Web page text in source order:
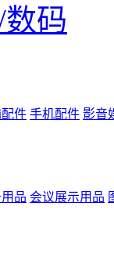
码
件 手机配件 影音
品 会议展示用品